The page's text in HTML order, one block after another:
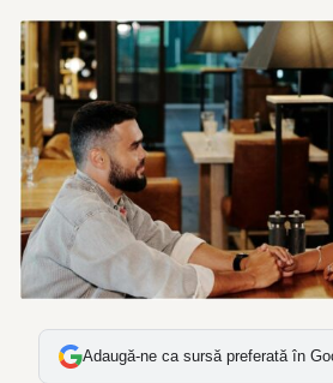
Adaugă-ne ca sursă preferată în